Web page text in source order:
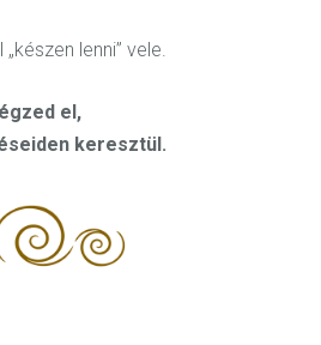
„készen lenni” vele
el,
keresztül.